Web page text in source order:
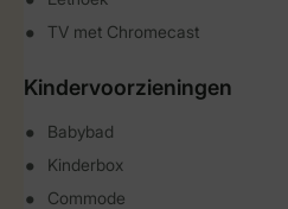
TV met Chromecast
Kindervoorzieningen
Babybad
Kinderbox
Commode